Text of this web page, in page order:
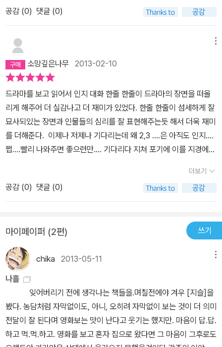
물론 원문에는 한자가 나와있지 않으니 알길은 없지만)등의 이름도
나와서 이런 소소한 것들이 반가웠고.드라마에서는 잘 느끼지 못했지
만 최영이 은수를 납치해서 천혈을 통과하고 고려로 데려올때. 그녀
를 지켜보며 느끼는 마음들과 기분. 이런 것이 의외로 처음부터 상당
히 애틋했구나-하는 생각이 든다. 사랑까지야 아니지만 오랜 기간 감
정없이 가라앉아있던 그의 마음이 어느덧 움직여가는 그러한 것들이.
은수 역시도 최영을 신경쓰는 마음이 처음부터 조금은 남다르지 않았
는가...하는 생각도 든다.아울러 공민왕은 드라마보다 오히려 왕으로
써의 마음과 자각 상태가 더 냉철하지 않았는가 하는 느낌이다. 최영
을 바라보며 단지 그가 마음에 들어서가 아니라,그 이상으로 '왕'인 그
가 '신하가 될지도 모를' 자를 관찰하고 평가하는 그런 느낌이. 반면
부터는 더 잘 나와주겠지만......사실 나 역시도 신의 폐인이고 드라마
를 닥본사한 입장이니 이 소설에 대해서는 완전히 환영하는 편이다.
너무 좋다. 2권이 빨리 나오기를 목메어 기다릴만큼.그러다보니 과연
가능한 일이라 할수 있다. 즉 이 책을 우리같은 신의 폐인이 아니라,그
저 보지 않은 사람이 봤을때도 이렇게 열광하며 볼수 있겠는가?? 하
는 것에 대해선 모른다고 선언해야 할터.다만 감히 말하자면...캐릭터
개개인에 대해서는 역시 절대 흠을 잡을수 없다는 것. 그러나 소설 자
체의 배경 상황이나 설명은 아무래도 좀 부족하지 않았는가...하는 시
건방진 발언을 좀 해보고 싶다. 하다못해 드라마를 볼때는 자막으로
한줄씩 '공민왕 몇년' 내지는 '화수인=기철의 사매' 등등의 설명은 나
오질 않았던가? 그런데 주인공들 이름이나 설명이 전혀 없고 한자를
좀 넣어주지도 않았으며 (개인적으로 이런 역사 소설엔 아무래도 한
공감 (0) 댓글 (0)
소망깊은나무 2013-02-10
드라마를 보고 읽어서 인지 대화 한줄 한줄이 드라마의 장면을 떠올
리게 해주어 더 실감나고 더 재미가 있었다. 한줄 한줄이 섬세하게 잘
묘사되있는 장면과 인물들의 심리를 잘 표현해주는듯 해서 더욱 재미
를 더해준다. 이제나 저제나 기다리는데 왜 2,3 ....은 아직도 인지....
쩝....빨리 나와주면 좋으련만.... 기다리다 지쳐 포기에 이를 지경에
더보기
공감 (0) 댓글 (0)
마이페이퍼 (2편) 쓰기
chika 2013-05-11
나흘
잊어버리기 전에 생각나는 책들을.며칠전에야 겨우 [지슬]을
봤다. 농담처럼 자막없이도, 아니, 오히려 자막없이 보는 것이 더 의미
전달이 잘 된다며 영화보는 맛이 난다고 웃기는 했지만. 마음이 답.답.
하고 먹.먹.하고. 영화를 보고 혼자 집으로 왔다면 그 마음이 그후로도